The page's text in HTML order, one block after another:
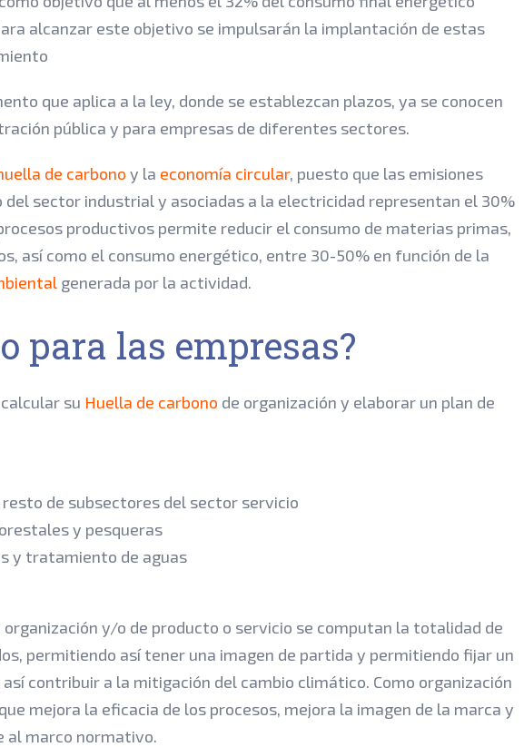
alcanzar este objetivo se impulsarán la implantación de estas
que aplica a la ley, donde se establezcan plazos, ya se conocen
pública y para empresas de diferentes sectores.
de carbono y la economía circular, puesto que las emisiones
sector industrial y asociadas a la electricidad representan el 30%
productivos permite reducir el consumo de materias primas,
así como el consumo energético, entre 30-50% en función de la
generada por la actividad.
para las empresas?
su Huella de carbono de organización y elaborar un plan de
de subsectores del sector servicio
y pesqueras
y tratamiento de aguas
organización y/o de producto o servicio se computan la totalidad de
permitiendo así tener una imagen de partida y permitiendo fijar un
contribuir a la mitigación del cambio climático. Como organización
mejora la eficacia de los procesos, mejora la imagen de la marca y
al marco normativo.